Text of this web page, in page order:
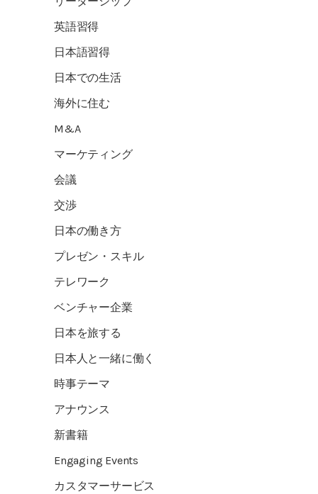
英語習得
日本語習得
日本での生活
海外に住む
M&A
マーケティング
会議
交渉
日本の働き方
プレゼン・スキル
テレワーク
ベンチャー企業
日本を旅する
日本人と一緒に働く
時事テーマ
アナウンス
新書籍
Engaging Events
カスタマーサービス